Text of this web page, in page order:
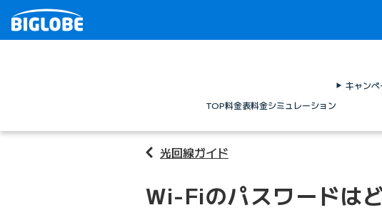
TOP料金表料金シミュレーション
キャンペ
光回線ガイド
Wi-Fiのパスワードは